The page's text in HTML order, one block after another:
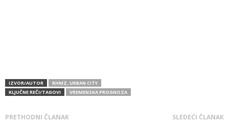
IZVOR/AUTOR
RHMZ, URBAN CITY
KLJUČNE REČI/TAGOVI
VREMENSKA PROGNOZA
PRETHODNI ČLANAK SLEDEĆI ČLANAK